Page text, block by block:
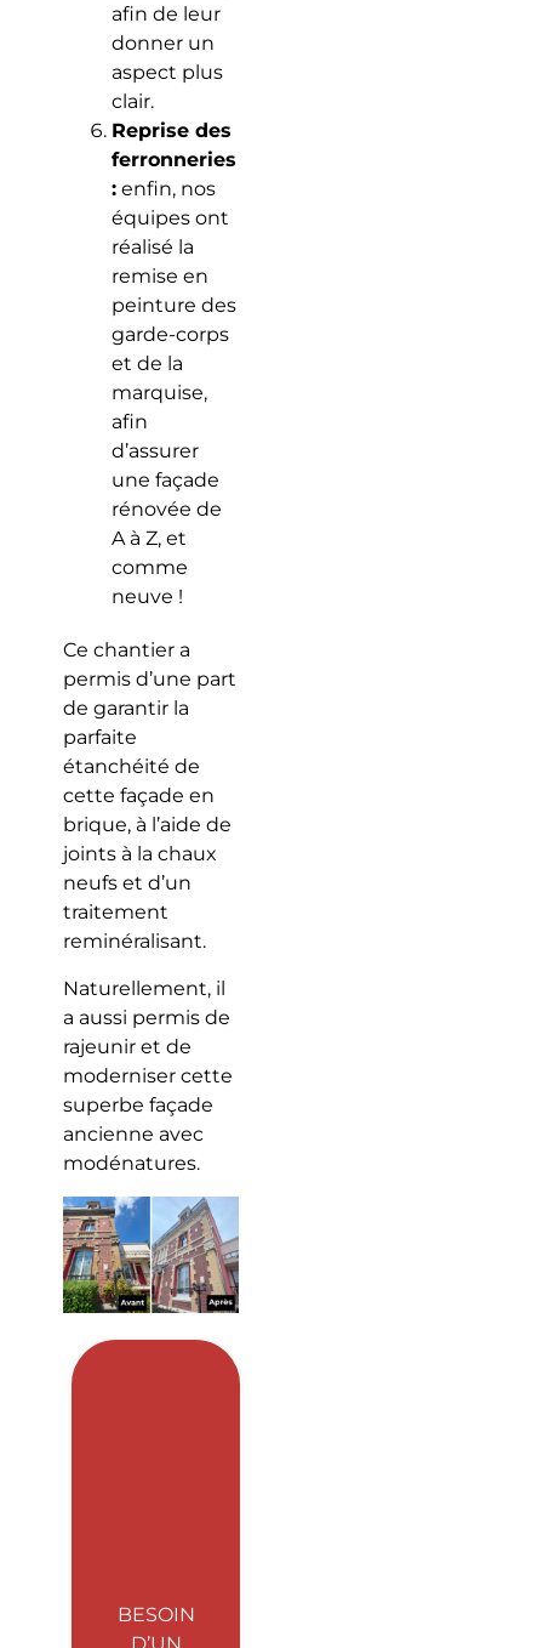
afin de leur
donner un
aspect plus
clair.
Reprise des
ferronneries
:enfin, nos
équipes ont
réalisé la
remise en
peinture des
garde-corps
et de la
marquise,
afin
d’assurer
une façade
rénovée de
A à Z, et
comme
neuve !
Ce chantier a
permis d’une part
de garantir la
parfaite
étanchéité de
cette façade en
brique, à l’aide de
joints à la chaux
neufs et d’un
traitement
reminéralisant.
Naturellement, il
a aussi permis de
rajeunir et de
moderniser cette
superbe façade
ancienne avec
modénatures.
BESOIN